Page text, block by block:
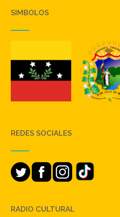
SIMBOLOS
REDES SOCIALES
RADIO CULTURAL